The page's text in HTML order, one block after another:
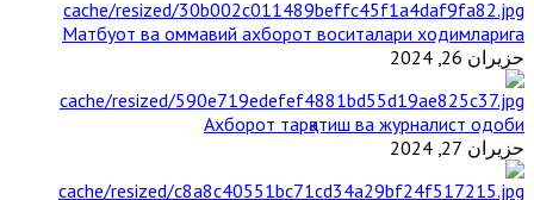
Матбуот ва оммавий ахборот воситалари ходимларига
حزيران 26, 2024
Ахборот тарқатиш ва журналист одоби
حزيران 27, 2024